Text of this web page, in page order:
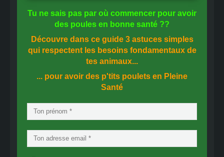
Tu ne sais pas par où commencer pour avoir
des poules en bonne santé ??
Découvre dans ce guide 3 astuces simples
qui respectent les besoins fondamentaux de
tes animaux...
... pour avoir des p'tits poulets en Pleine
Santé